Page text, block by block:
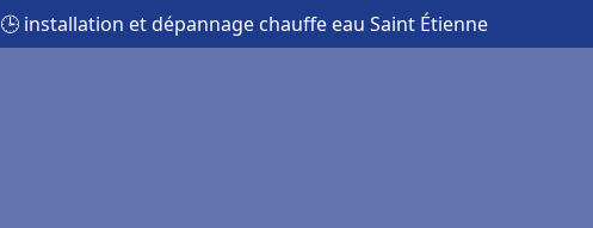
🕒 installation et dépannage chauffe eau Saint Étienne